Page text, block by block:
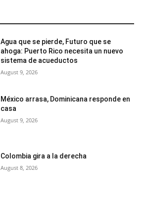
Agua que se pierde, Futuro que se
ahoga: Puerto Rico necesita un nuevo
sistema de acueductos
August 9, 2026
México arrasa, Dominicana responde en
casa
August 9, 2026
Colombia gira a la derecha
August 8, 2026